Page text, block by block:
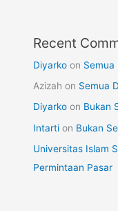
Recent
Diyarko on Semua
Azizah on Semua
Diyarko on Bukan
Intarti on Bukan
Universitas Islam
Permintaan Pasar